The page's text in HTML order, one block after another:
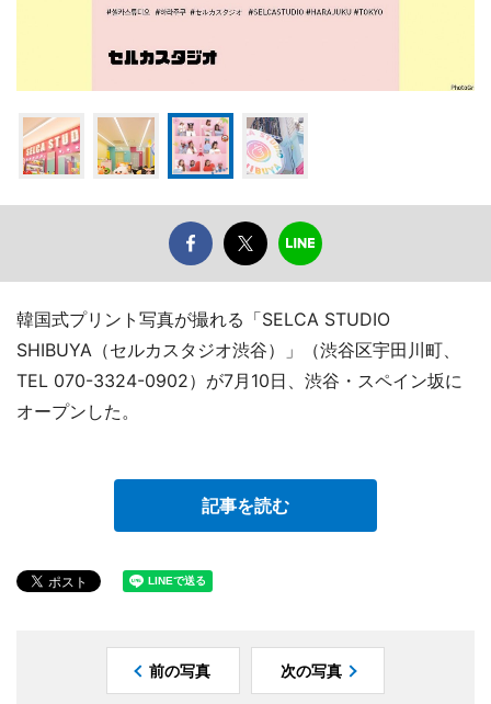
韓国式プリント写真が撮れる「SELCA STUDIO
SHIBUYA（セルカスタジオ渋谷）」（渋谷区宇田川町、
TEL 070-3324-0902）が7月10日、渋谷・スペイン坂に
オープンした。
記事を読む
前の写真 次の写真